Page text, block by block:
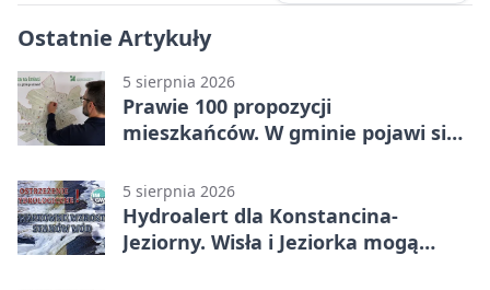
Ostatnie Artykuły
5 sierpnia 2026
Prawie 100 propozycji
mieszkańców. W gminie pojawi się
5 sierpnia 2026
Hydroalert dla Konstancina-
Jeziorny. Wisła i Jeziorka mogą